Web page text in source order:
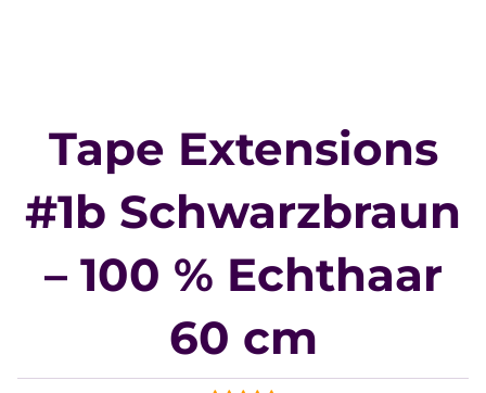
Tape Extensions
#1b Schwarzbraun
– 100 % Echthaar
60 cm